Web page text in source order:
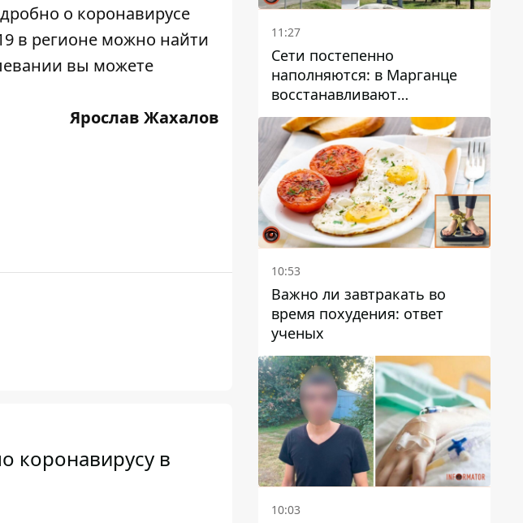
о коронавирусе
в регионе можно найти
вы можете
Ярослав Жахалов
коронавирусу в
11:27
Сети постепенно
наполняются: в Марганце
восстанавливают
водоснабжение
10:53
Важно ли завтракать во
время похудения: ответ
ученых
10:03